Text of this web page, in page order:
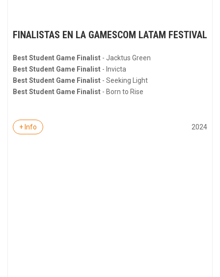
FINALISTAS EN LA GAMESCOM LATAM FESTIVAL
Best Student Game Finalist - Jacktus Green
Best Student Game Finalist - Invicta
Best Student Game Finalist - Seeking Light
Best Student Game Finalist - Born to Rise
+ Info 2024